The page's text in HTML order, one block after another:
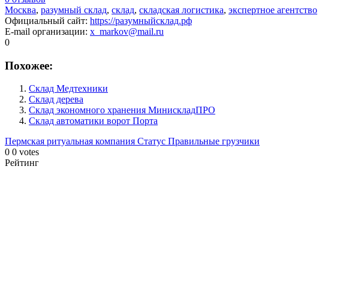
Москва, разумный склад, склад, складская логистика, экспертное агентство
Официальный сайт: https://разумныйсклад.рф
E-mail организации: x_markov@mail.ru
0
Похожее:
Склад Медтехники
Склад дерева
Склад экономного хранения МинискладПРО
Склад автоматики ворот Порта
Пермская ритуальная компания Статус Правильные грузчики
0 0 votes
Рейтинг